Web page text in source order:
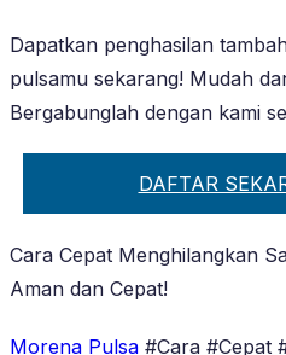
Dapatkan penghasilan
pulsamu sekarang! Mudah
Bergabunglah dengan kami
DAFTAR
Cara Cepat Menghilangkan
Aman dan Cepat!
Morena Pulsa #Cara #Cepat